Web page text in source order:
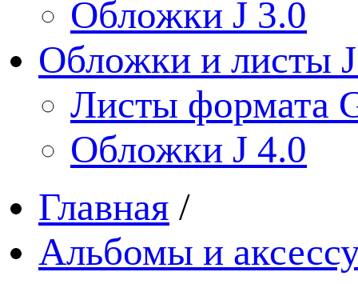
Обложки J 3.0
Обложки и листы
Листы формата
Обложки J 4.0
Главная /
Альбомы и